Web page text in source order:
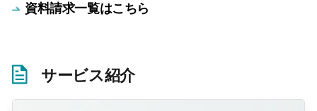
資料請求一覧はこちら
サービス紹介